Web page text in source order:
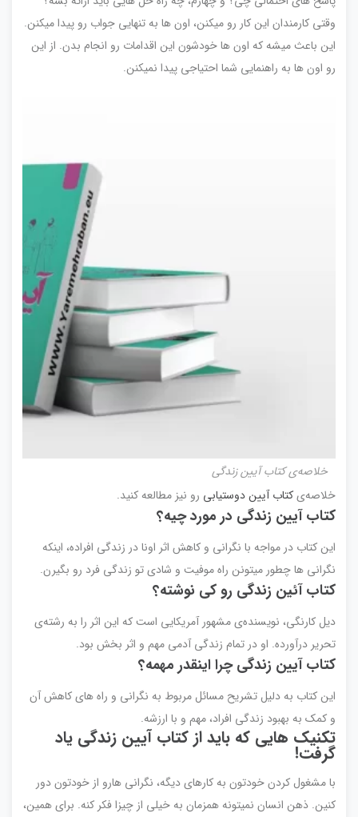
وقتی کارمندان این کار رو میکنن، اون ها به تنهایی جواب رو پیدا میکنن.
این باعث میشه که اون ها خودشون این اقدامات رو انجام بدن. از این
رو اون ها به راهنمایی شما احتیاجی پیدا نمیکنن.
خلاصه‌ی کتاب آیین زندگی
خلاصه‌یکتاب آیین دوستیابی رو نیز مطالعه کنید.
کتاب آیین زندگی در مورد چیه؟
این کتاب در مواجه با نگرانی و کاهش اثر اونا در زندگی افراده، اینکه
نگرانی ها چطور میتونن راه موفیت و شادی تو زندگی فرد رو بگیرن.
کتاب آئین زندگی رو کی نوشته؟
دیل کارنگی، نویسنده‌ی مشهور آمریکایی است که این اثر را به رشته‌ی
تحریر درآورده. او در تمام زندگی آدمی مهم و اثر بخش بود.
کتاب آیین زندگی چرا اینقدر مهمه؟
این کتاب به دلیل تشریح مسائل مربوط به نگرانی و راه های کاهش آن
و کمک به بهبود زندگی افراد، مهم و با ارزشه.
تکنیک هایی که باید از کتاب آیین زندگی یاد
گرفت!
با مشغول کردن خودتون به کارهای دیگه، نگرانی هارو از خودتون دور
کنین. ذهن انسان نمیتونه همزمان به خیلی از چیزا فکر کنه. برای همین،